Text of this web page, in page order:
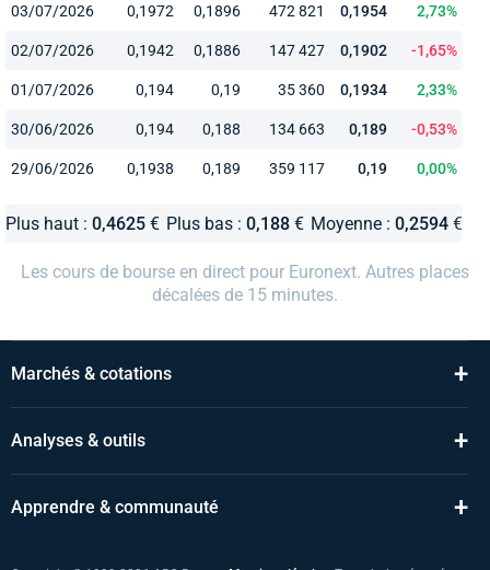
03/07/2026 0,1972 0,1896 472 821 0,1954 2,73%
02/07/2026 0,1942 0,1886 147 427 0,1902 -1,65%
01/07/2026 0,194 0,19 35 360 0,1934 2,33%
30/06/2026 0,194 0,188 134 663 0,189 -0,53%
29/06/2026 0,1938 0,189 359 117 0,19 0,00%
Plus haut : 0,4625 € Plus bas : 0,188 € Moyenne : 0,2594 €
Les cours de bourse en direct pour Euronext. Autres places
décalées de 15 minutes.
Marchés & cotations +
Analyses & outils +
Apprendre & communauté +